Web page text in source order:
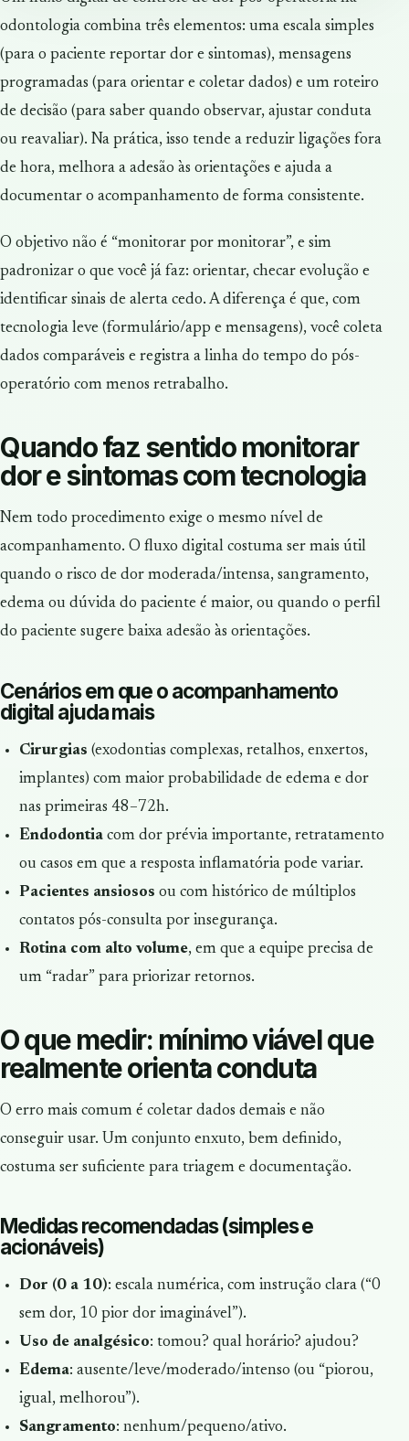
odontologia combina três elementos: uma escala simples
(para o paciente reportar dor e sintomas), mensagens
programadas (para orientar e coletar dados) e um roteiro
de decisão (para saber quando observar, ajustar conduta
ou reavaliar). Na prática, isso tende a reduzir ligações fora
de hora, melhora a adesão às orientações e ajuda a
documentar o acompanhamento de forma consistente.
O objetivo não é “monitorar por monitorar”, e sim
padronizar o que você já faz: orientar, checar evolução e
identificar sinais de alerta cedo. A diferença é que, com
tecnologia leve (formulário/app e mensagens), você coleta
dados comparáveis e registra a linha do tempo do pós-
operatório com menos retrabalho.
Quando faz sentido monitorar
dor e sintomas com tecnologia
Nem todo procedimento exige o mesmo nível de
acompanhamento. O fluxo digital costuma ser mais útil
quando o risco de dor moderada/intensa, sangramento,
edema ou dúvida do paciente é maior, ou quando o perfil
do paciente sugere baixa adesão às orientações.
Cenários em que o acompanhamento
digital ajuda mais
Cirurgias (exodontias complexas, retalhos, enxertos,
implantes) com maior probabilidade de edema e dor
nas primeiras 48–72h.
Endodontiacom dor prévia importante, retratamento
ou casos em que a resposta inflamatória pode variar.
Pacientes ansiosos ou com histórico de múltiplos
contatos pós-consulta por insegurança.
Rotina com alto volume, em que a equipe precisa de
um “radar” para priorizar retornos.
O que medir: mínimo viável que
realmente orienta conduta
O erro mais comum é coletar dados demais e não
conseguir usar. Um conjunto enxuto, bem definido,
costuma ser suficiente para triagem e documentação.
Medidas recomendadas (simples e
acionáveis)
Dor (0 a 10): escala numérica, com instrução clara (“0
sem dor, 10 pior dor imaginável”).
Uso de analgésico: tomou? qual horário? ajudou?
Edema: ausente/leve/moderado/intenso (ou “piorou,
igual, melhorou”).
Sangramento: nenhum/pequeno/ativo.